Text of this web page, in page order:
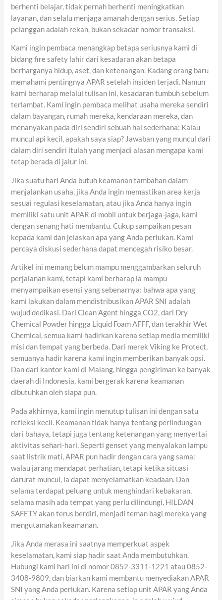
berhenti belajar, tidak pernah berhenti meningkatkan
layanan, dan selalu menjaga amanah dengan serius. Setiap
pelanggan adalah rekan, bukan sekadar nomor transaksi.
Kami ingin pembaca menangkap betapa seriusnya kami di
bidang fire safety lahir dari kesadaran akan betapa
berharganya hidup, aset, dan ketenangan. Kadang orang baru
memahami pentingnya APAR setelah insiden terjadi. Namun
kami berharap melalui tulisan ini, kesadaran tumbuh sebelum
terlambat. Kami ingin pembaca melihat usaha mereka sendiri
dalam bayangan, rumah mereka, kendaraan mereka, dan
menanyakan pada diri sendiri sebuah hal sederhana: Kalau
muncul api kecil, apakah saya siap? Jawaban yang muncul dari
dalam diri sendiri itulah yang menjadi alasan mengapa kami
tetap berada di jalur ini.
Jika suatu hari Anda butuh keamanan tambahan dalam
menjalankan usaha, jika Anda ingin memastikan area kerja
sesuai regulasi keselamatan, atau jika Anda hanya ingin
memiliki satu unit APAR di mobil untuk berjaga-jaga, kami
dengan senang hati membantu. Cukup sampaikan pesan
kepada kami dan jelaskan apa yang Anda perlukan. Kami
percaya diskusi sederhana dapat mencegah risiko besar.
Artikel ini memang belum mampu menggambarkan seluruh
perjalanan kami, tetapi kami berharap ia mampu
menyampaikan esensi yang sebenarnya: bahwa apa yang
kami lakukan dalam mendistribusikan APAR SNI adalah
wujud dedikasi. Dari Clean Agent hingga CO2, dari Dry
Chemical Powder hingga Liquid Foam AFFF, dan terakhir Wet
Chemical, semua kami hadirkan karena setiap media memiliki
misi dan tempat yang berbeda. Dari merek Viking ke Protect,
semuanya hadir karena kami ingin memberikan banyak opsi.
Dan dari kantor kami di Malang, hingga pengiriman ke banyak
daerah di Indonesia, kami bergerak karena keamanan
dibutuhkan oleh siapa pun.
Pada akhirnya, kami ingin menutup tulisan ini dengan satu
refleksi kecil. Keamanan tidak hanya tentang perlindungan
dari bahaya, tetapi juga tentang ketenangan yang menyertai
aktivitas sehari-hari. Seperti genset yang menyalakan lampu
saat listrik mati, APAR pun hadir dengan cara yang sama:
walau jarang mendapat perhatian, tetapi ketika situasi
darurat muncul, ia dapat menyelamatkan keadaan. Dan
selama terdapat peluang untuk menghindari kebakaran,
selama masih ada tempat yang perlu dilindungi, HILDAN
SAFETY akan terus berdiri, menjadi teman bagi mereka yang
mengutamakan keamanan.
Jika Anda merasa ini saatnya memperkuat aspek
keselamatan, kami siap hadir saat Anda membutuhkan.
Hubungi kami hari ini di nomor 0852-3311-1221 atau 0852-
3408-9809, dan biarkan kami membantu menyediakan APAR
SNI yang Anda perlukan. Karena setiap unit APAR yang Anda